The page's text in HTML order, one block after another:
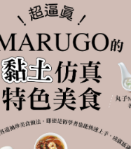
還有嘟嘟金魚嘴，
做成魚缸或是耳環小吊飾，
都很適合喔。